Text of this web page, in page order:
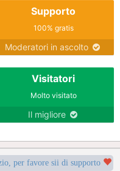
Supporto
100% gratis
Moderatori in ascolto
Visitatori
Molto visitato
Il migliore
per favore sii di supporto